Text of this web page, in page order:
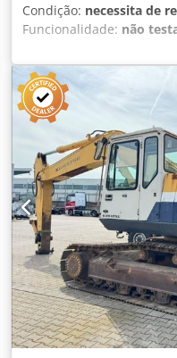
Holzheim. Todas as
Alterações, erros de
venda prévia,
equipamento, condição,
oferecidos são sem
interpretação e venda
Condição: necessita de
Funcionalidade: não
, tipo de
total:13 300 kg,
lugares: 1, Ano de fabrico:
13 852 h
, Equipamento:
integral
, Pá carregadora
1999 Necessita de
Almerisan. Chedpfey H